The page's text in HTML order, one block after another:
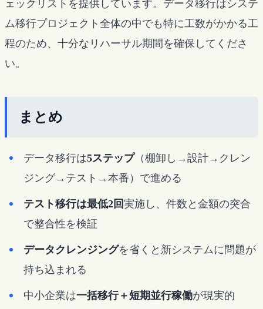
ェックリストを提供しています。データ移行はシステ
ム移行プロジェクト全体の中でも特に工数がかかる工
程のため、十分なリハーサル期間を確保してくださ
い。
まとめ
データ移行は5ステップ（棚卸し→設計→クレン
ジング→テスト→本番）で進める
テスト移行は最低2回実施し、件数と金額の突合
で整合性を検証
データクレンジングを省くと新システムに問題が
持ち込まれる
中小企業は一括移行＋短期並行稼働が現実的